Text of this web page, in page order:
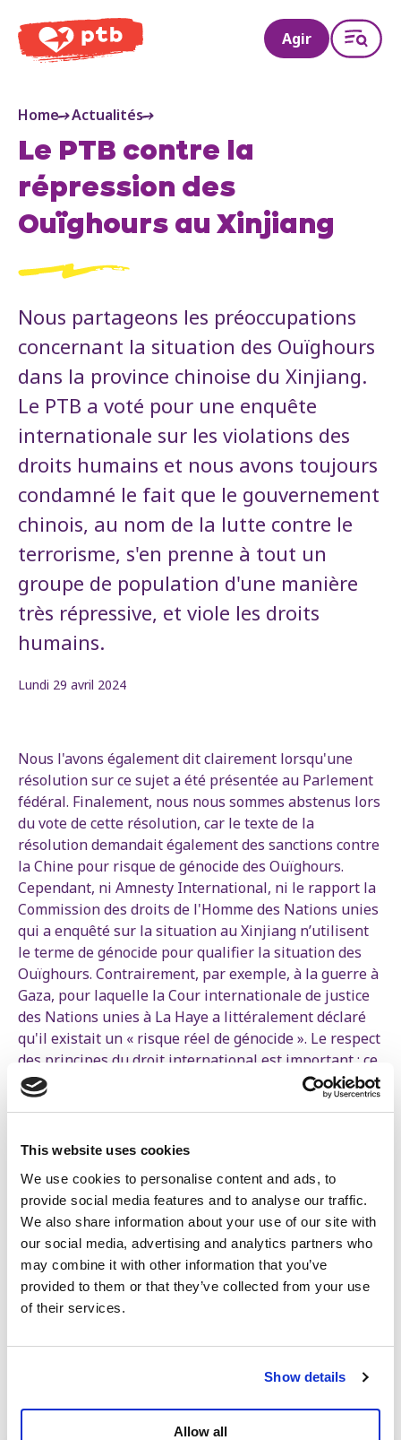
This website uses cookies
We use cookies to personalise content and ads, to
provide social media features and to analyse our traffic.
We also share information about your use of our site with
our social media, advertising and analytics partners who
may combine it with other information that you’ve
provided to them or that they’ve collected from your use
of their services.
Show details
Allow all
PTB
Agir
Home Actualités
Le PTB contre la
répression des
Ouïghours au Xinjiang
Nous partageons les préoccupations
concernant la situation des Ouïghours
dans la province chinoise du Xinjiang.
Le PTB a voté pour une enquête
internationale sur les violations des
droits humains et nous avons toujours
condamné le fait que le gouvernement
chinois, au nom de la lutte contre le
terrorisme, s'en prenne à tout un
groupe de population d'une manière
très répressive, et viole les droits
humains.
Lundi 29 avril 2024
Nous l'avons également dit clairement lorsqu'une
résolution sur ce sujet a été présentée au Parlement
fédéral. Finalement, nous nous sommes abstenus lors
du vote de cette résolution, car le texte de la
résolution demandait également des sanctions contre
la Chine pour risque de génocide des Ouïghours.
Cependant, ni Amnesty International, ni le rapport la
Commission des droits de l'Homme des Nations unies
qui a enquêté sur la situation au Xinjiang n’utilisent
le terme de génocide pour qualifier la situation des
Ouïghours. Contrairement, par exemple, à la guerre à
Gaza, pour laquelle la Cour internationale de justice
des Nations unies à La Haye a littéralement déclaré
qu'il existait un « risque réel de génocide ». Le respect
des principes du droit international est important : ce
sont les Nations-Unies et à la Cour internationale de
justice qui définissent ce qui est un (risque de)
déterminer.
Cependant, les gouvernements qui exigent des
sanctions contre la Chine n’en font pas de même dans
le cas d’Israël aujourd’hui. Dans ce cadre, on ne peut
se défaire de l'impression que l'accusation de
génocide est surtout un moyen de justifier des
sanctions contre la Chine dans le cadre de la rivalité
géopolitique entre les États-Unis et la Chine. Nous ne
instrumentalisation de Washington. L'Europe ferait
mieux de poursuivre une voie indépendante et de
qu'avec le Sud global.